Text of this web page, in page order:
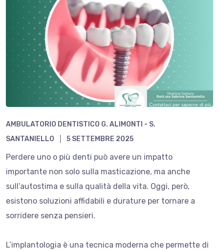
AMBULATORIO DENTISTICO G. ALIMONTI - S.
SANTANIELLO
5 SETTEMBRE 2025
Perdere uno o più denti può avere un impatto
importante non solo sulla masticazione, ma anche
sull’autostima e sulla qualità della vita. Oggi, però,
esistono soluzioni affidabili e durature per tornare a
sorridere senza pensieri.
L’implantologia è una tecnica moderna che permette di